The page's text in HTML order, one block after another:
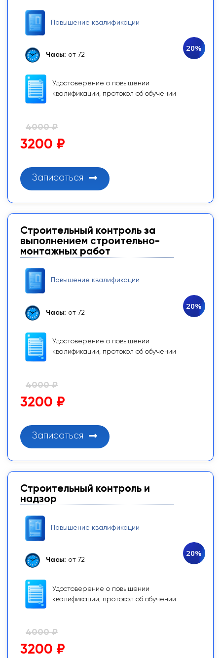
Повышение квалификации
Часы: от 72
Удостоверение о повышении
квалификации, протокол об обучении
20%
4000 ₽
3200 ₽
Записаться
Строительный контроль за
выполнением строительно-
монтажных работ
Повышение квалификации
Часы: от 72
Удостоверение о повышении
квалификации, протокол об обучении
20%
4000 ₽
3200 ₽
Записаться
Строительный контроль и
надзор
Повышение квалификации
Часы: от 72
Удостоверение о повышении
квалификации, протокол об обучении
20%
4000 ₽
3200 ₽